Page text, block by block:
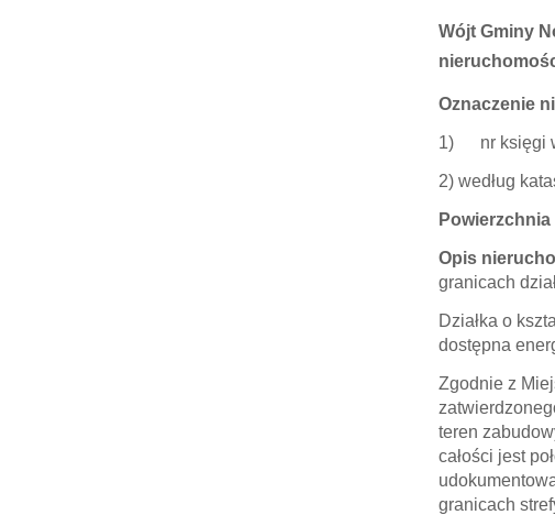
Wójt Gminy
Oznaczenie
1) nr księgi
2) według
Opis
granicach
Działka o
dostępna
Zgodnie z
teren
całości jest
granicach